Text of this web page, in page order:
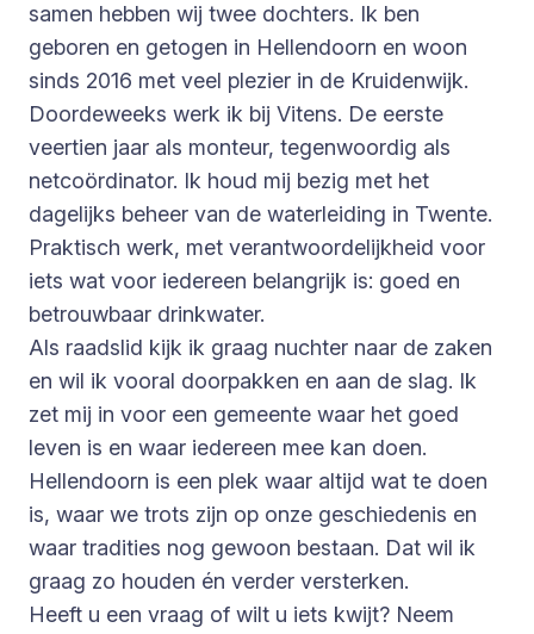
samen hebben wij twee dochters. Ik ben
geboren en getogen in Hellendoorn en woon
sinds 2016 met veel plezier in de Kruidenwijk.
Doordeweeks werk ik bij Vitens. De eerste
veertien jaar als monteur, tegenwoordig als
netcoördinator. Ik houd mij bezig met het
dagelijks beheer van de waterleiding in Twente.
Praktisch werk, met verantwoordelijkheid voor
iets wat voor iedereen belangrijk is: goed en
betrouwbaar drinkwater.
Als raadslid kijk ik graag nuchter naar de zaken
en wil ik vooral doorpakken en aan de slag. Ik
zet mij in voor een gemeente waar het goed
leven is en waar iedereen mee kan doen.
Hellendoorn is een plek waar altijd wat te doen
is, waar we trots zijn op onze geschiedenis en
waar tradities nog gewoon bestaan. Dat wil ik
graag zo houden én verder versterken.
Heeft u een vraag of wilt u iets kwijt? Neem